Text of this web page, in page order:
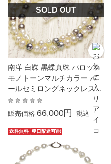
SOLD OUT
南洋 白蝶 黒蝶真珠 バロック
モノトーンマルチカラー パ
ールセミロングネックレス
約9.0-11.5mm 約80cm シルバ
ー SV 結婚式 冠婚葬祭 葬儀
成人式 卒業 入園 入学式 母の
日 フォーマル パーティー カ
ジュアル 普段使い 大粒 大ぶ
り 金属アレルギー対応
販売価格 66,000円 税込
送料無料 翌日配達可能